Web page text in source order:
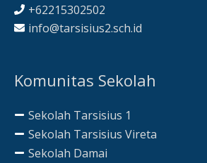
+62215302502
info@tarsisius2.sch.id
Komunitas Sekolah
Sekolah Tarsisius 1
Sekolah Tarsisius Vireta
Sekolah Damai